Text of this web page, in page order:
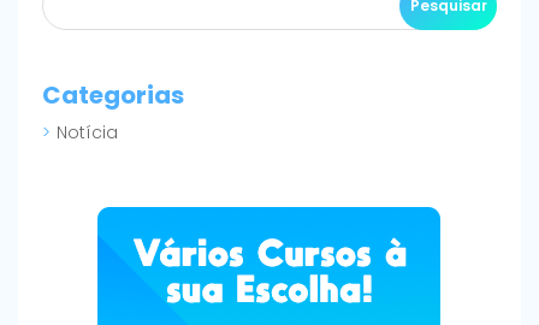
Categorias
Notícia